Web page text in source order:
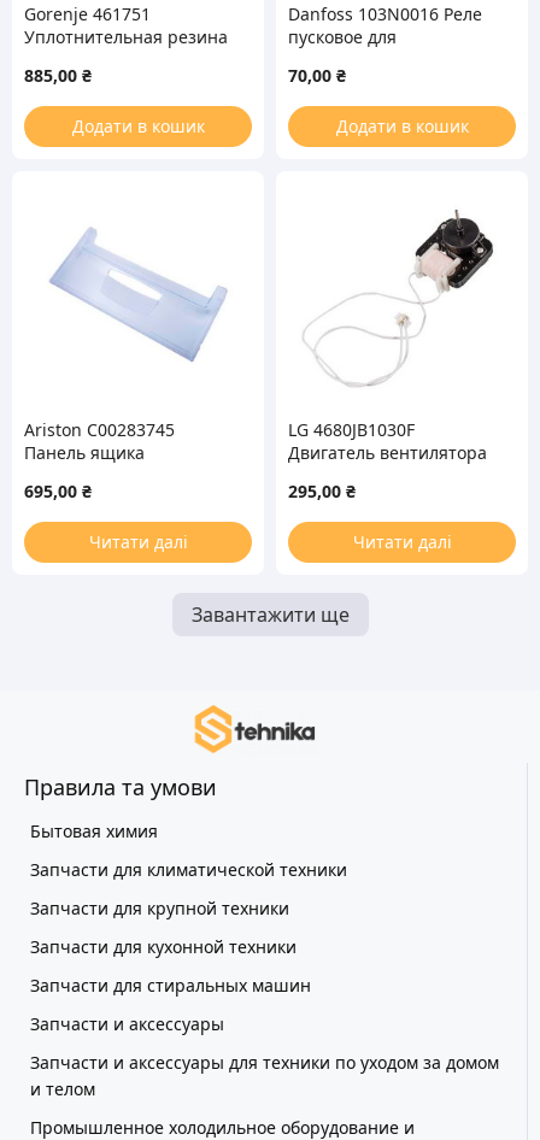
Gorenje 461751
Уплотнительная резина
морозильной камеры
885,00 ₴
Додати в кошик
Danfoss 103N0016 Реле
пусковое для
70,00 ₴
Додати в кошик
Ariston C00283745
Панель ящика
холодильника
695,00 ₴
Читати далі
LG 4680JB1030F
Двигатель вентилятора
295,00 ₴
Читати далі
Завантажити ще
Правила та умови
Бытовая химия
Запчасти для климатической техники
Запчасти для крупной техники
Запчасти для кухонной техники
Запчасти для стиральных машин
Запчасти и аксессуары
Запчасти и аксессуары для техники по уходом за домом
и телом
Промышленное холодильное оборудование и